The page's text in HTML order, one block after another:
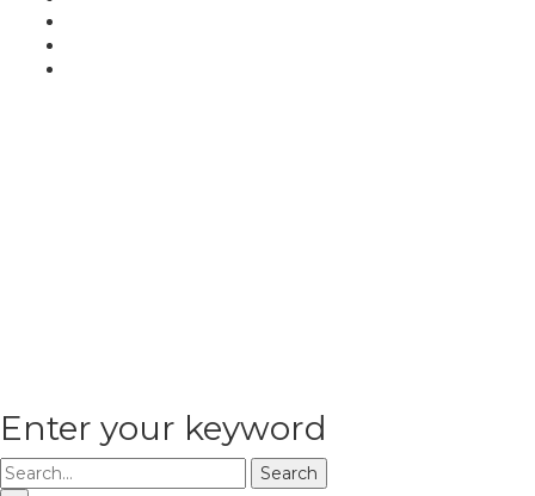
Enter your keyword
Search